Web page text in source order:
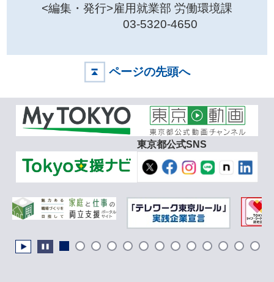
<編集・発行>雇用就業部 労働環境課
03-5320-4650
ページの先頭へ
東京都公式SNS